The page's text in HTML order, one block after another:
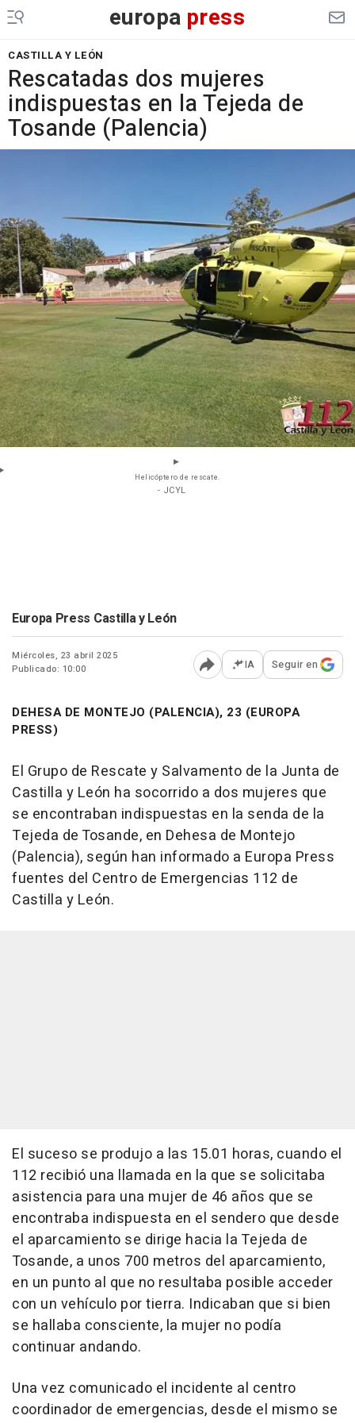
europa press
CASTILLA Y LEÓN
Rescatadas dos mujeres
indispuestas en la Tejeda de
Tosande (Palencia)
Helicóptero de rescate.
- JCYL
Europa Press Castilla y León
Miércoles, 23 abril 2025
Publicado: 10:00
Abrir opciones para
IA Seguir en
DEHESA DE MONTEJO (PALENCIA), 23 (EUROPA
PRESS)
El Grupo de Rescate y Salvamento de la Junta de
Castilla y León ha socorrido a dos mujeres que
se encontraban indispuestas en la senda de la
Tejeda de Tosande, en Dehesa de Montejo
(Palencia), según han informado a Europa Press
fuentes del Centro de Emergencias 112 de
Castilla y León.
El suceso se produjo a las 15.01 horas, cuando el
112 recibió una llamada en la que se solicitaba
asistencia para una mujer de 46 años que se
encontraba indispuesta en el sendero que desde
el aparcamiento se dirige hacia la Tejeda de
Tosande, a unos 700 metros del aparcamiento,
en un punto al que no resultaba posible acceder
con un vehículo por tierra. Indicaban que si bien
se hallaba consciente, la mujer no podía
continuar andando.
Una vez comunicado el incidente al centro
coordinador de emergencias, desde el mismo se